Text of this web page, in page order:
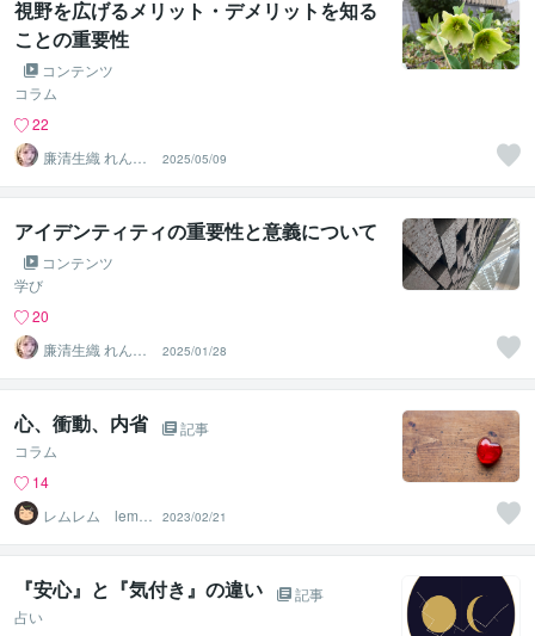
視野を広げるメリット・デメリットを知る
ことの重要性
コンテンツ
コラム
22
廉清生織 れんせ
い さき
2025/05/09
アイデンティティの重要性と意義について
コンテンツ
学び
20
廉清生織 れんせ
い さき
2025/01/28
心、衝動、内省
記事
コラム
14
レムレム lemle
m
2023/02/21
『安心』と『気付き』の違い
記事
占い